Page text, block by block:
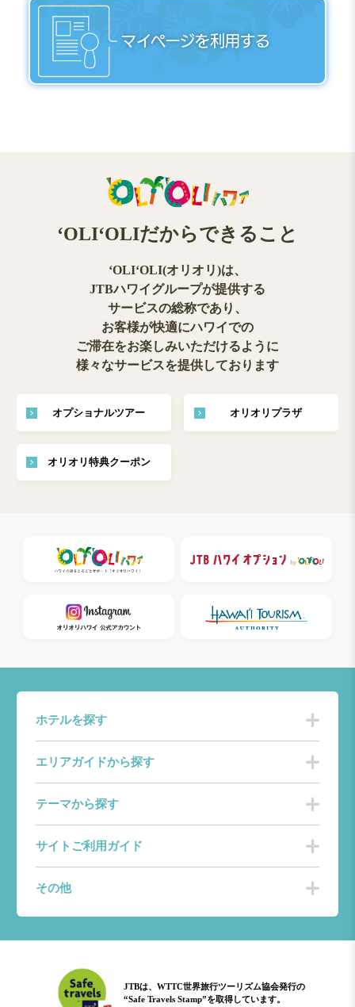
マイページを利用する
ʻOLIʻOLIだからできること
ʻOLIʻOLI(オリオリ)は、
JTBハワイグループが提供する
サービスの総称であり、
お客様が快適にハワイでの
ご滞在をお楽しみいただけるように
様々なサービスを提供しております
オプショナルツアー オリオリプラザ
オリオリ特典クーポン
ホテルを探す
エリアガイドから探す
テーマから探す
サイトご利用ガイド
その他
JTBは、WTTC世界旅行ツーリズム協会発行の
“Safe Travels Stamp”を取得しています。